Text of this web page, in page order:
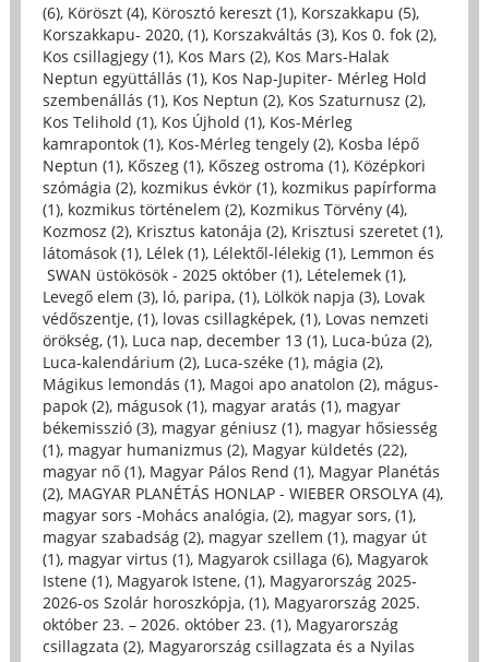
(6), Köröszt (4), Körosztó kereszt (1), Korszakkapu (5),
Korszakkapu- 2020, (1), Korszakváltás (3), Kos 0. fok (2),
Kos csillagjegy (1), Kos Mars (2), Kos Mars-Halak
Neptun együttállás (1), Kos Nap-Jupiter- Mérleg Hold
szembenállás (1), Kos Neptun (2), Kos Szaturnusz (2),
Kos Telihold (1), Kos Újhold (1), Kos-Mérleg
kamrapontok (1), Kos-Mérleg tengely (2), Kosba lépő
Neptun (1), Kőszeg (1), Kőszeg ostroma (1), Középkori
szómágia (2), kozmikus évkör (1), kozmikus papírforma
(1), kozmikus történelem (2), Kozmikus Törvény (4),
Kozmosz (2), Krisztus katonája (2), Krisztusi szeretet (1),
látomások (1), Lélek (1), Lélektől-lélekig (1), Lemmon és
SWAN üstökösök - 2025 október (1), Lételemek (1),
Levegő elem (3), ló, paripa, (1), Lölkök napja (3), Lovak
védőszentje, (1), lovas csillagképek, (1), Lovas nemzeti
örökség, (1), Luca nap, december 13 (1), Luca-búza (2),
Luca-kalendárium (2), Luca-széke (1), mágia (2),
Mágikus lemondás (1), Magoi apo anatolon (2), mágus-
papok (2), mágusok (1), magyar aratás (1), magyar
békemisszió (3), magyar géniusz (1), magyar hősiesség
(1), magyar humanizmus (2), Magyar küldetés (22),
magyar nő (1), Magyar Pálos Rend (1), Magyar Planétás
(2), MAGYAR PLANÉTÁS HONLAP - WIEBER ORSOLYA (4),
magyar sors -Mohács analógia, (2), magyar sors, (1),
magyar szabadság (2), magyar szellem (1), magyar út
(1), magyar virtus (1), Magyarok csillaga (6), Magyarok
Istene (1), Magyarok Istene, (1), Magyarország 2025-
2026-os Szolár horoszkópja, (1), Magyarország 2025.
október 23. – 2026. október 23. (1), Magyarország
csillagzata (2), Magyarország csillagzata és a Nyilas